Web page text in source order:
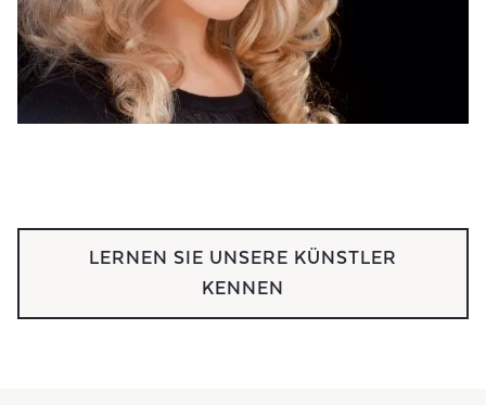
LERNEN SIE UNSERE KÜNSTLER
KENNEN